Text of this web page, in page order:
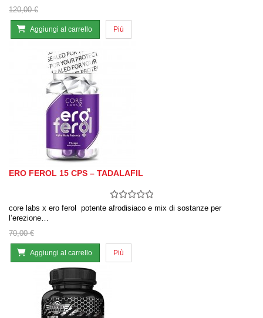
120,00 €
Aggiungi al carrello Più
ERO FEROL 15 CPS – TADALAFIL
core labs x ero ferol potente afrodisiaco e mix di sostanze per
l’erezione…
70,00 €
Aggiungi al carrello Più